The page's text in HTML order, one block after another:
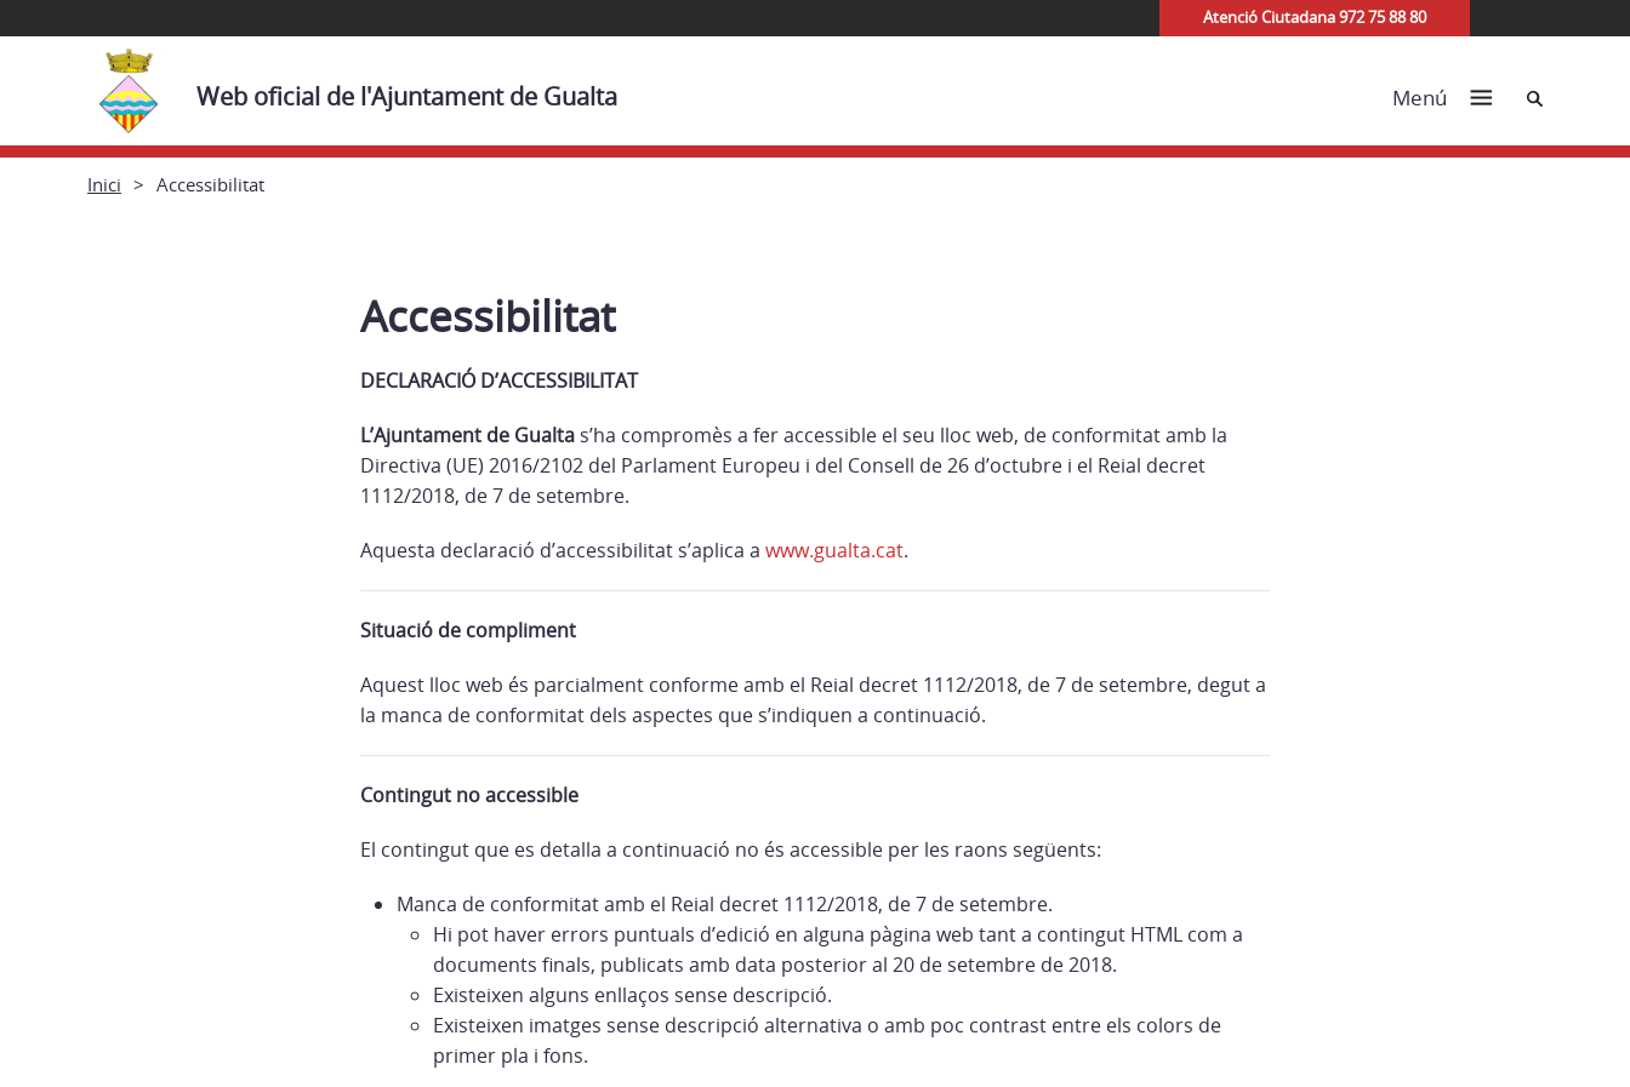
Atenció Ciutadana 972 75 88 80
Web oficial de l'Ajuntament de Gualta Menú Cerca
Inici Accessibilitat
Accessibilitat
DECLARACIÓ D’ACCESSIBILITAT
L’Ajuntament de Gualta s’ha compromès a fer accessible el seu lloc web, de conformitat amb la
Directiva (UE) 2016/2102 del Parlament Europeu i del Consell de 26 d’octubre i el Reial decret
1112/2018, de 7 de setembre.
Aquesta declaració d’accessibilitat s’aplica a www.gualta.cat.
Situació de compliment
Aquest lloc web és parcialment conforme amb el Reial decret 1112/2018, de 7 de setembre, degut a
la manca de conformitat dels aspectes que s’indiquen a continuació.
Contingut no accessible
El contingut que es detalla a continuació no és accessible per les raons següents:
Manca de conformitat amb el Reial decret 1112/2018, de 7 de setembre.
Hi pot haver errors puntuals d’edició en alguna pàgina web tant a contingut HTML com a
documents finals, publicats amb data posterior al 20 de setembre de 2018.
Existeixen alguns enllaços sense descripció.
Existeixen imatges sense descripció alternativa o amb poc contrast entre els colors de
primer pla i fons.